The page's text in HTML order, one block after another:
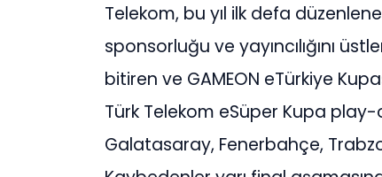
Telekom, bu yıl ilk defa
sponsorluğu ve yayıncılığını
bitiren ve GAMEON eTürkiye
Türk Telekom eSüper Kupa play-
Galatasaray, Fenerbahçe,